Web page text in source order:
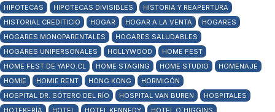
HIPOTECAS
HIPOTECAS DIVISIBLES
HISTORIA Y REAPERTURA
HISTORIAL CREDITICIO
HOGAR HOGAR A LA VENTA
HOGARES
HOGARES MONOPARENTALES
HOGARES SALUDABLES
HOGARES UNIPERSONALES
HOLLYWOOD
HOME FEST
HOME FEST DE YAPO.CL
HOME STAGING HOME STUDIO
HOMENAJE
HOMIE
HOMIE RENT HONG KONG
HORMIGÓN
HOSPITAL DR. SÓTERO DEL RÍO
HOSPITAL VAN BUREN
HOSPITALES